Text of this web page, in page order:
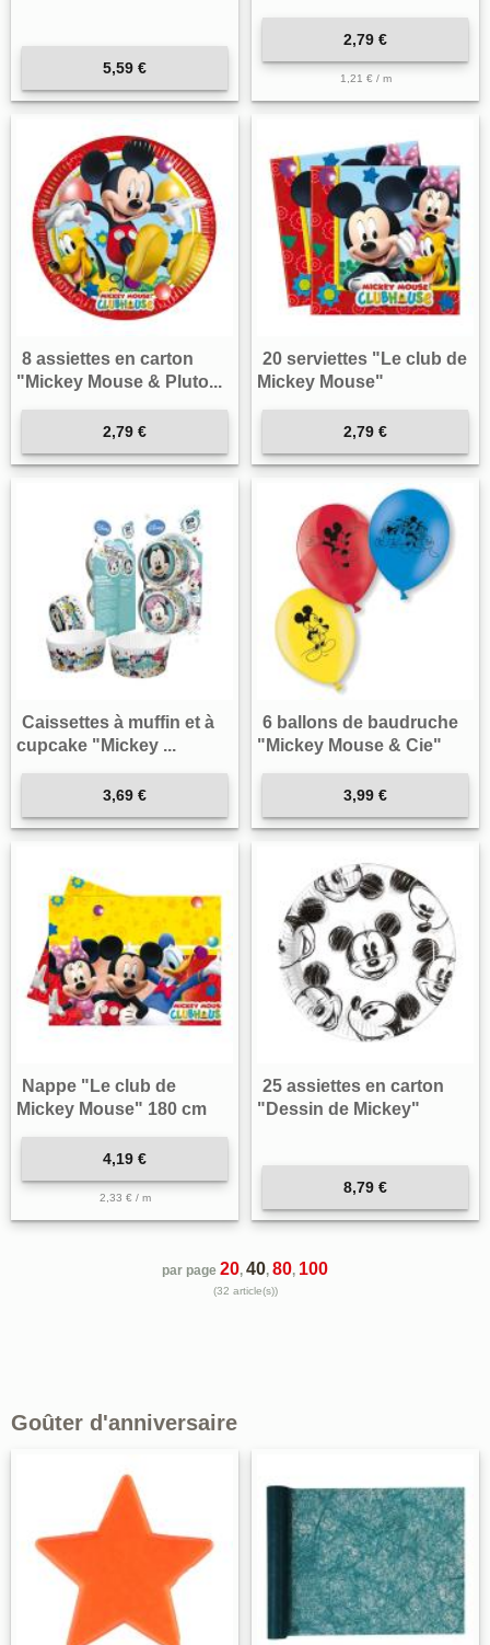
5,59 €
2,79 €
1,21 € / m
8 assiettes en carton
"Mickey Mouse & Pluto...
2,79 €
20 serviettes "Le club de
Mickey Mouse"
2,79 €
Caissettes à muffin et à
cupcake "Mickey ...
3,69 €
6 ballons de baudruche
"Mickey Mouse & Cie"
3,99 €
Nappe "Le club de
Mickey Mouse" 180 cm
4,19 €
2,33 € / m
25 assiettes en carton
"Dessin de Mickey"
8,79 €
par page 20, 40, 80, 100
(32 article(s))
Goûter d'anniversaire